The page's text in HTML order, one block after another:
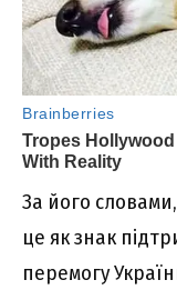
За його словами,
це як знак
перемогу